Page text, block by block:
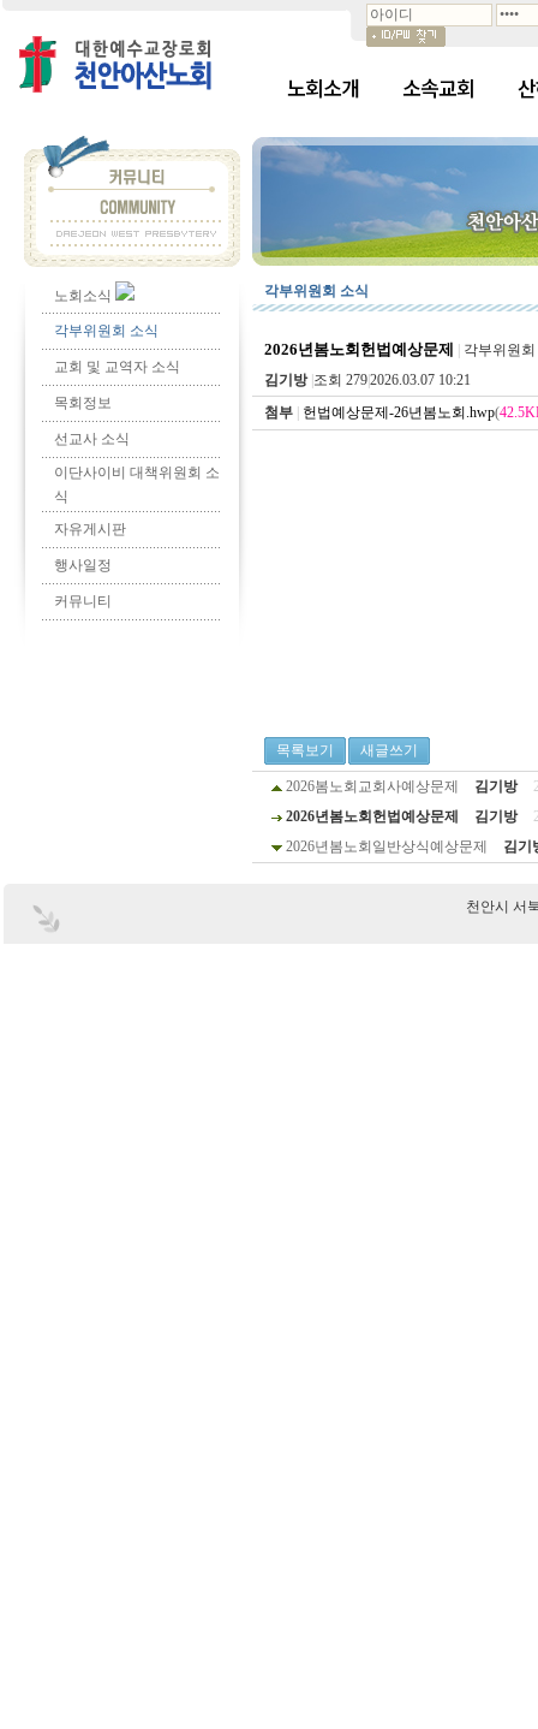
노회소개 소속교회
노회소식
각부위원회 소식
교회 및 교역자 소식
목회정보
선교사 소식
이단사이비 대책위원회 소
식
자유게시판
행사일정
커뮤니티
각부위원회 소식
2026년봄노회헌법예상문제
각부위원
김기방 조회 2792026.03.07 10:21
첨부
헌법예상문제-26년봄노회.hwp(
목록보기 새글쓰기
2026봄노회교회사예상문제 김기방
2026년봄노회헌법예상문제
김기방
2026년봄노회일반상식예상문제
김기
천안시 서